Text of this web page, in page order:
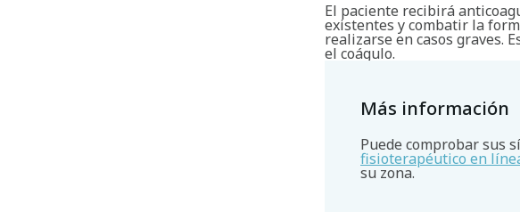
El paciente recibirá
existentes y combatir la
realizarse en casos graves.
el coágulo.
Más información
Puede comprobar sus
fisioterapéutico en
su zona.